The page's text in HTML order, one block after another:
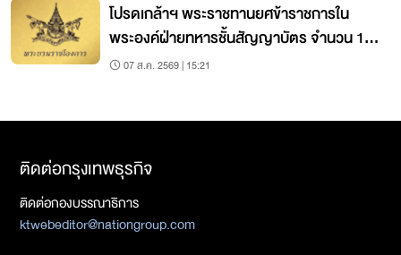
โปรดเกล้าฯ พระราชทานยศข้าราชการใน
พระองค์ฝ่ายทหารชั้นสัญญาบัตร จำนวน 19
นาย07 ส.ค. 2569 | 15:21
ติดต่อกรุงเทพธุรกิจ
ติดต่อกองบรรณาธิการ
ktwebeditor@nationgroup.com